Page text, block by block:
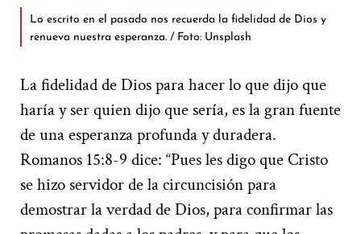
Lo escrito en el pasado nos recuerda la fidelidad de Dios y
renueva nuestra esperanza. / Foto: Unsplash
La fidelidad de Dios para hacer lo que dijo que
haría y ser quien dijo que sería, es la gran fuente
de una esperanza profunda y duradera.
Romanos 15:8-9 dice: “Pues les digo que Cristo
se hizo servidor de la circuncisión para
demostrar la verdad de Dios, para confirmar las